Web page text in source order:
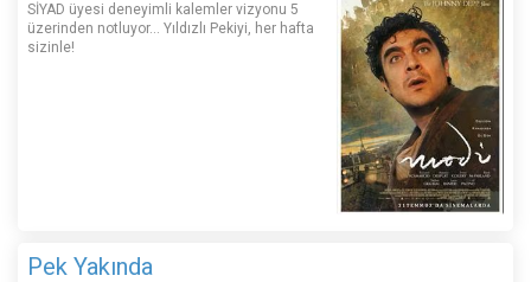
SİYAD üyesi deneyimli kalemler vizyonu 5
üzerinden notluyor... Yıldızlı Pekiyi, her hafta
sizinle!
Pek Yakında